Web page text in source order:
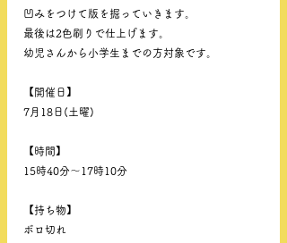
凹みをつけて版を掘っていきます。
最後は2色刷りで仕上げます。
幼児さんから小学生までの方対象です。
【開催日】
7月18日(土曜)
【時間】
15時40分〜17時10分
【持ち物】
ボロ切れ